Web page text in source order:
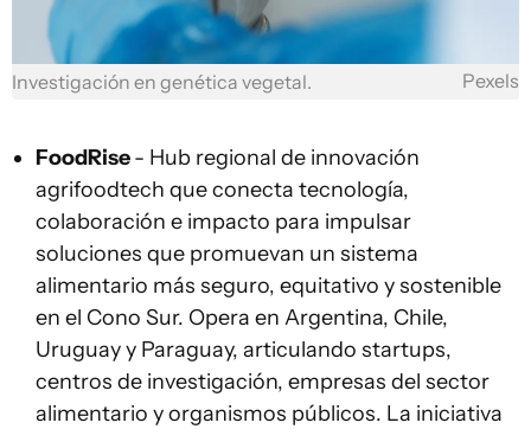
Investigación en genética vegetal. Pexels
FoodRise- Hub regional de innovación
agrifoodtech que conecta tecnología,
colaboración e impacto para impulsar
soluciones que promuevan un sistema
alimentario más seguro, equitativo y sostenible
en el Cono Sur. Opera en Argentina, Chile,
Uruguay y Paraguay, articulando startups,
centros de investigación, empresas del sector
alimentario y organismos públicos. La iniciativa